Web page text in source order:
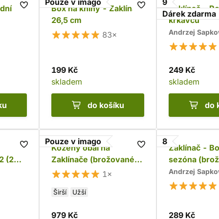
Pouze v imago
Box na knihy - Zaklínač
26,5 cm
83×
199 Kč
skladem
do košíku
9
Dárek zdarma
Zaklínač -
krkavců
Andrzej
249 Kč
skladem
do
(2
Pouze v imago
Kožený obal na
Zaklínače (brožované
vydání)
1×
Širší Užší
979 Kč
8
Zaklínač -
sezóna
Andrzej
289 Kč